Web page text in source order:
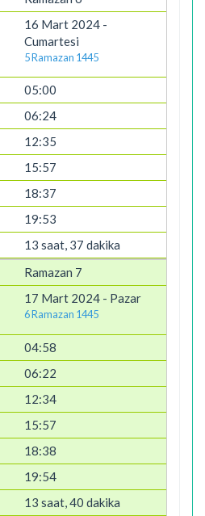
16 Mart 2024 -
Cumartesi
5 Ramazan 1445
05:00
06:24
12:35
15:57
18:37
19:53
13 saat, 37 dakika
Ramazan 7
17 Mart 2024 - Pazar
6 Ramazan 1445
04:58
06:22
12:34
15:57
18:38
19:54
13 saat, 40 dakika